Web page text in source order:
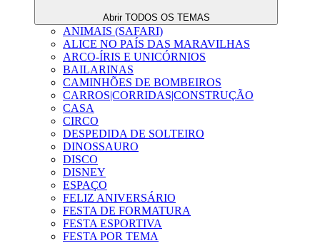
Abrir TODOS OS TEMAS
ANIMAIS (SAFARI)
ALICE NO PAÍS DAS MARAVILHAS
ARCO-ÍRIS E UNICÓRNIOS
BAILARINAS
CAMINHÕES DE BOMBEIROS
CARROS|CORRIDAS|CONSTRUÇÃO
CASA
CIRCO
DESPEDIDA DE SOLTEIRO
DINOSSAURO
DISCO
DISNEY
ESPAÇO
FELIZ ANIVERSÁRIO
FESTA DE FORMATURA
FESTA ESPORTIVA
FESTA POR TEMA